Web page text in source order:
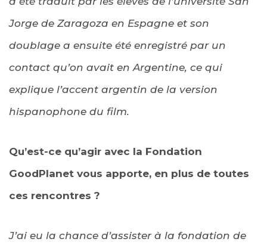
Jorge de Zaragoza en Espagne et son
doublage a ensuite été enregistré par un
contact qu’on avait en Argentine, ce qui
explique l’accent argentin de la version
hispanophone du film.
Qu’est-ce qu’agir avec la Fondation
GoodPlanet vous apporte, en plus de toutes
ces rencontres ?
J’ai eu la chance d’assister à la fondation de